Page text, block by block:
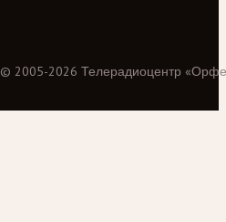
© 2005-2026 Телерадиоцентр